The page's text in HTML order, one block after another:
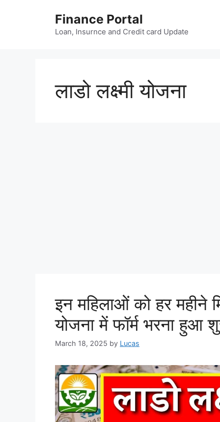
Finance Portal
Loan, Insurnce and Credit card Update
लाडो लक्ष्मी योजना
इन महिलाओं को हर महीने
योजना में फॉर्म भरना हुआ
March 18, 2025 by Lucas